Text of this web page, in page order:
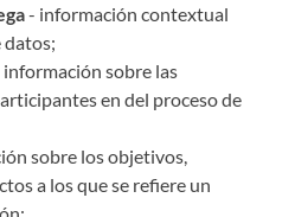
- información contextual
datos;
sobre las
en del proceso de
sobre los objetivos,
a los que se refiere un